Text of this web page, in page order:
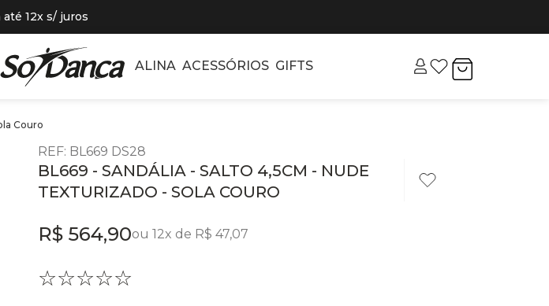
até 12x s/ juros
ALINA ACESSÓRIOS GIFTS
Couro
REF: BL669 DS28
BL669 - SANDÁLIA - SALTO 4,5CM - NUDE
TEXTURIZADO - SOLA COURO
R$ 564,90ou 12x de R$ 47,07
☆☆☆☆☆